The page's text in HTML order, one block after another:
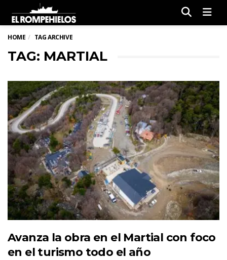
HOME TAG ARCHIVE
TAG: MARTIAL
Avanza la obra en el Martial con foco
en el turismo todo el año